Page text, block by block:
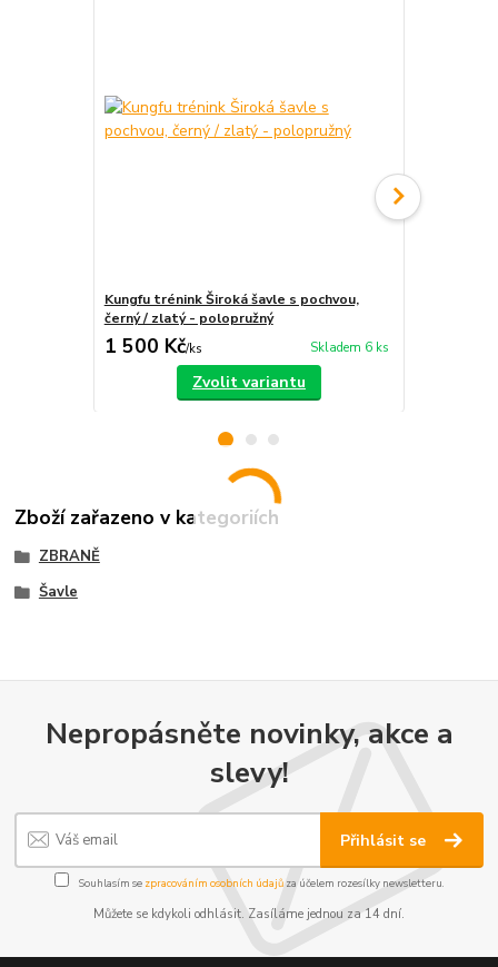
Kungfu trénink Široká šavle s pochvou,
černý / zlatý - polopružný
1 500 Kč/ks Skladem 6 ks
Zvolit variantu
Zboží zařazeno v kategoriích
ZBRANĚ
Šavle
Nepropásněte novinky, akce a
slevy!
Přihlásit se
Souhlasím se zpracováním osobních údajůza účelem rozesílky newsletteru.
Můžete se kdykoli odhlásit. Zasíláme jednou za 14 dní.